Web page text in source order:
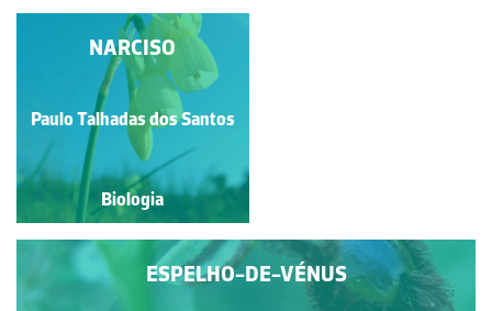
NARCISO
Paulo Talhadas dos Santos
Biologia
NARCISO
Paulo Talhadas dos Santos
Biologia
ESPELHO-DE-VÉNUS